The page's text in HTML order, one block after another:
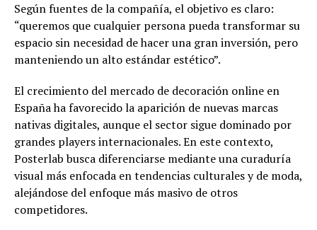
Según fuentes de la compañía, el objetivo es claro:
“queremos que cualquier persona pueda transformar su
espacio sin necesidad de hacer una gran inversión, pero
manteniendo un alto estándar estético”.
El crecimiento del mercado de decoración online en
España ha favorecido la aparición de nuevas marcas
nativas digitales, aunque el sector sigue dominado por
grandes players internacionales. En este contexto,
Posterlab busca diferenciarse mediante una curaduría
visual más enfocada en tendencias culturales y de moda,
alejándose del enfoque más masivo de otros
competidores.